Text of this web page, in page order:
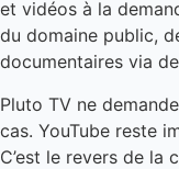
et vidéos à la
du domaine public,
documentaires via
Pluto TV ne
cas. YouTube reste
C’est le revers de la